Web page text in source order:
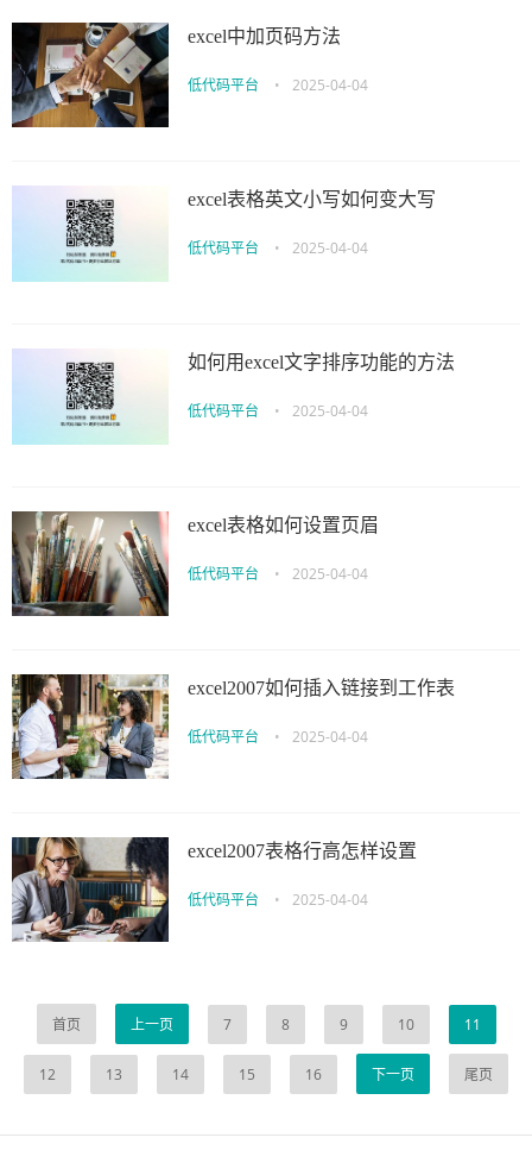
excel中加页码方法
低代码平台 • 2025-04-04
excel表格英文小写如何变大写
低代码平台 • 2025-04-04
如何用excel文字排序功能的方法
低代码平台 • 2025-04-04
excel表格如何设置页眉
低代码平台 • 2025-04-04
excel2007如何插入链接到工作表
低代码平台 • 2025-04-04
excel2007表格行高怎样设置
低代码平台 • 2025-04-04
首页 上一页 7 8 9 10 11
12 13 14 15 16 下一页 尾页